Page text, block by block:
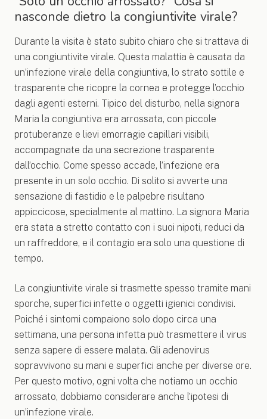
nasconde dietro la congiuntivite virale?
Durante la visita è stato subito chiaro che si trattava di
una congiuntivite virale. Questa malattia è causata da
un’infezione virale della congiuntiva, lo strato sottile e
trasparente che ricopre la cornea e protegge l’occhio
dagli agenti esterni. Tipico del disturbo, nella signora
Maria la congiuntiva era arrossata, con piccole
protuberanze e lievi emorragie capillari visibili,
accompagnate da una secrezione trasparente
dall’occhio. Come spesso accade, l’infezione era
presente in un solo occhio. Di solito si avverte una
sensazione di fastidio e le palpebre risultano
appiccicose, specialmente al mattino. La signora Maria
era stata a stretto contatto con i suoi nipoti, reduci da
un raffreddore, e il contagio era solo una questione di
tempo.
La congiuntivite virale si trasmette spesso tramite mani
sporche, superfici infette o oggetti igienici condivisi.
Poiché i sintomi compaiono solo dopo circa una
settimana, una persona infetta può trasmettere il virus
senza sapere di essere malata. Gli adenovirus
sopravvivono su mani e superfici anche per diverse ore.
Per questo motivo, ogni volta che notiamo un occhio
arrossato, dobbiamo considerare anche l’ipotesi di
un’infezione virale.